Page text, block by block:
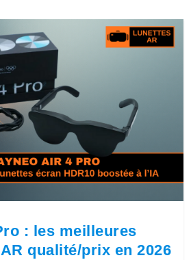
: les meilleures
qualité/prix en 2026